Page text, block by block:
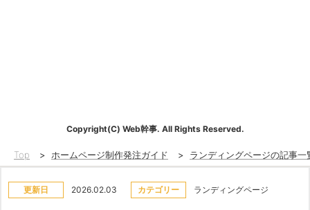
Copyright(C) Web幹事. All Rights Reserved.
Top > ホームページ制作発注ガイド > ランディングページの記事一
更新日 2026.02.03 カテゴリー ランディングページ